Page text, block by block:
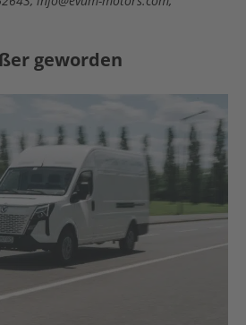
geworden